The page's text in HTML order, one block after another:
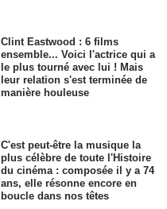
Clint Eastwood : 6 films
ensemble... Voici l'actrice qui a
le plus tourné avec lui ! Mais
leur relation s'est terminée de
manière houleuse
C'est peut-être la musique la
plus célèbre de toute l'Histoire
du cinéma : composée il y a 74
ans, elle résonne encore en
boucle dans nos têtes